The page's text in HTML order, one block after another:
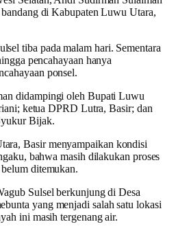
di Kabupaten Luwu Utara,
tiba pada malam hari. Sementara
pencahayaan hanya
ponsel.
didampingi oleh Bupati Luwu
ketua DPRD Lutra, Basir; dan
Bijak.
Basir menyampaikan kondisi
bahwa masih dilakukan proses
ditemukan.
Sulsel berkunjung di Desa
yang menjadi salah satu lokasi
ini masih tergenang air.